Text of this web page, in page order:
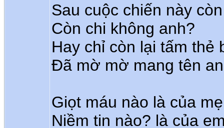
Sau cuộc chiến này
Còn chi không anh?
Hay chỉ còn lại tấm thẻ
Đã mờ mờ mang tên
Giọt máu nào là của mẹ
Niềm tin nào? là của